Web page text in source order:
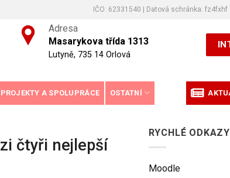
IČO: 62331540 | Datová schránka: fz4fxhf
Adresa
Masarykova třída 1313
Lutyně, 735 14 Orlová
PROJEKTY A SPOLUPRÁCE OSTATNÍ
čtyři nejlepší
RYCHLÉ ODKAZY
Moodle